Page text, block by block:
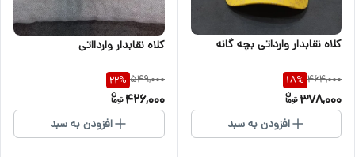
کلاه نقابدار وارداتی بچه گانه
464,000
18%
378,000
افزودن به سبد
کلاه نقابدار واردااتی
549,000
22%
426,000
افزودن به سبد